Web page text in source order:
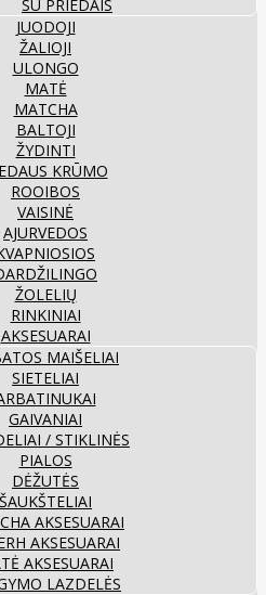
SU PRIEDAIS
JUODOJI
ŽALIOJI
ULONGO
MATĖ
MATCHA
BALTOJI
ŽYDINTI
KRŪMO
ROOIBOS
VAISINĖ
AJURVEDOS
ŽOLELIŲ
RINKINIAI
AKSESUARAI
MAIŠELIAI
SIETELIAI
GAIVANIAI
/ STIKLINĖS
PIALOS
DĖŽUTĖS
ŠAUKŠTELIAI
AKSESUARAI
AKSESUARAI
AKSESUARAI
LAZDELĖS